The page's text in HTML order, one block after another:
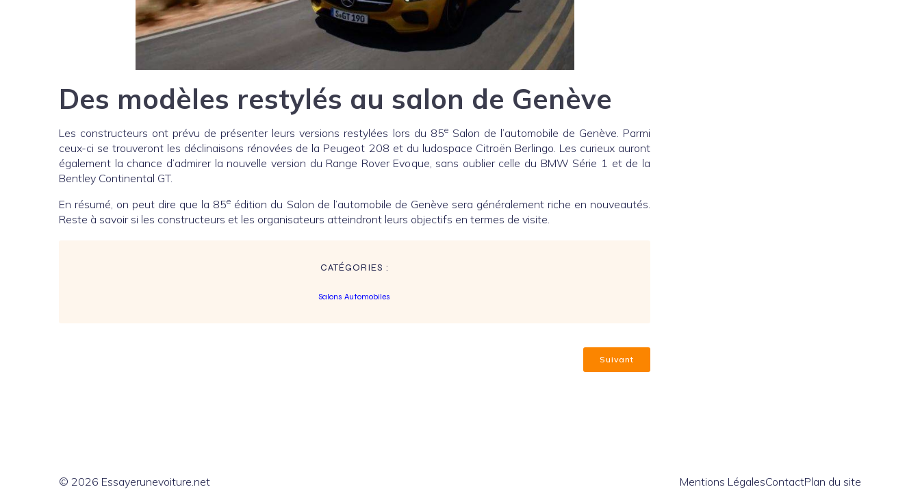
Des modèles restylés au salon de Genève
Les constructeurs ont prévu de présenter leurs versions restylées lors du 85eSalon de l’automobile de Genève. Parmi
ceux-ci se trouveront les déclinaisons rénovées de la Peugeot 208 et du ludospace Citroën Berlingo. Les curieux auront
également la chance d’admirer la nouvelle version du Range Rover Evoque, sans oublier celle du BMW Série 1 et de la
Bentley Continental GT.
En résumé, on peut dire que la 85e édition du Salon de l’automobile de Genève sera généralement riche en nouveautés.
Reste à savoir si les constructeurs et les organisateurs atteindront leurs objectifs en termes de visite.
CATÉGORIES :
Salons Automobiles
Suivant
© 2026 Essayerunevoiture.net Mentions LégalesContactPlan du site